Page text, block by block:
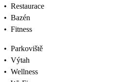
• Restaurace
• Bazén
• Fitness
• Parkoviště
• Výtah
• Wellness